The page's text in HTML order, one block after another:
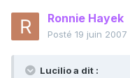
Ronnie Hayek
Posté 19 juin 2007
Lucilio a dit :